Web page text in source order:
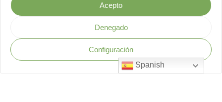
Acepto
Denegado
Configuración
Política de Seguridad
Spanish